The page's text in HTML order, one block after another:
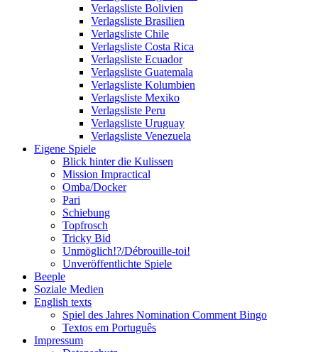
Verlagsliste Bolivien
Verlagsliste Brasilien
Verlagsliste Chile
Verlagsliste Costa Rica
Verlagsliste Ecuador
Verlagsliste Guatemala
Verlagsliste Kolumbien
Verlagsliste Mexiko
Verlagsliste Peru
Verlagsliste Uruguay
Verlagsliste Venezuela
Eigene Spiele
Blick hinter die Kulissen
Mission Impractical
Omba/Docker
Pari
Schiebung
Topfrosch
Tricky Bid
Unmöglich!?/Débrouille-toi!
Unveröffentlichte Spiele
Beeple
Soziale Medien
English texts
Spiel des Jahres Nomination Comment Bingo
Textos em Português
Impressum